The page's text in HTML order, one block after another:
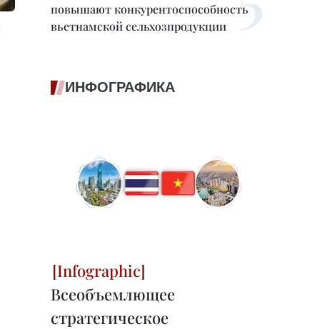
повышают конкурентоспособность
вьетнамской сельхозпродукции
ИНФОГРАФИКА
Всеобъемлющее
стратегическое